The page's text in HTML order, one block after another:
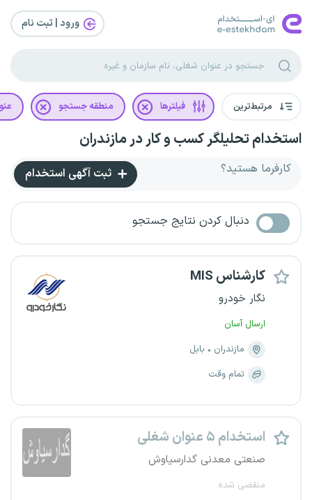
ورود | ثبت‌ نام
مرتبط‌ترین فیلترها منطقه جستجو
استخدام تحلیلگر کسب و کار در مازندران
کارفرما هستید؟ ثبت آگهی استخدام
دنبال کردن نتایج جستجو
کارشناس MIS
نگار خودرو
ارسال آسان
مازندران
بابل
تمام وقت
استخدام ۵ عنوان شغلی
صنعتی معدنی گدارسیاوش
منقضی شده